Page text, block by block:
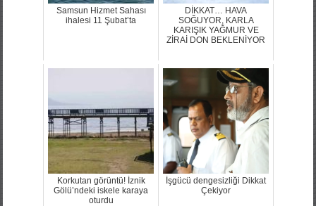
Samsun Hizmet Sahası
ihalesi 11 Şubat’ta
DİKKAT… HAVA
SOĞUYOR, KARLA
KARIŞIK YAĞMUR VE
ZİRAİ DON BEKLENİYOR
Korkutan görüntü! İznik
Gölü’ndeki iskele karaya
oturdu
İşgücü dengesizliği Dikkat
Çekiyor